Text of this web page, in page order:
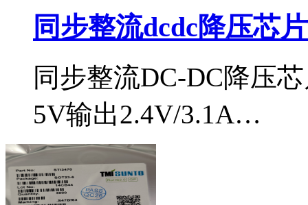
同步整流dcdc降压芯
同步整流DC-DC降压
5V输出2.4V/3.1A…